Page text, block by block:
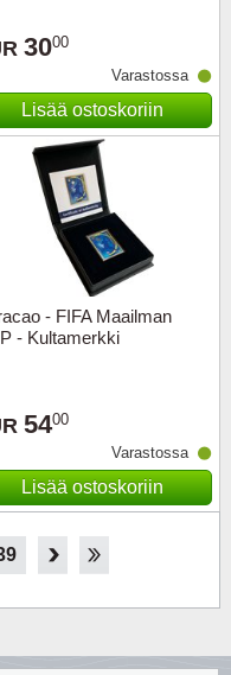
3000
Varastossa
Lisää ostoskoriin
- FIFA Maailman
- Kultamerkki
5400
Varastossa
Lisää ostoskoriin
40 41